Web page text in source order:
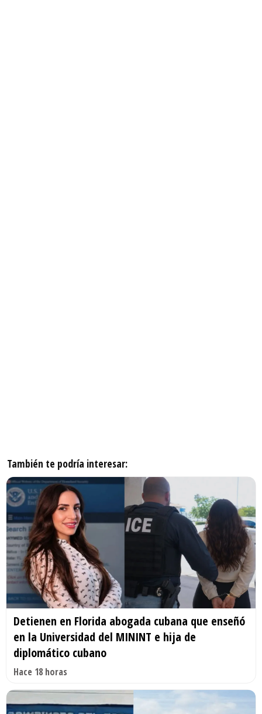
También te podría interesar:
Detienen en Florida abogada cubana que enseñó
en la Universidad del MININT e hija de
diplomático cubano
Hace 18 horas